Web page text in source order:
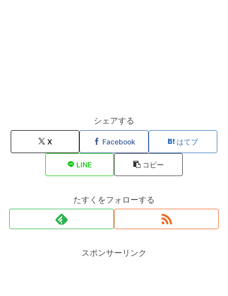
シェアする
X Facebook はてブ
LINE コピー
たすくをフォローする
スポンサーリンク